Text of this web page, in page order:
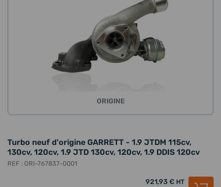
ORIGINE
Turbo neuf d'origine GARRETT - 1.9 JTDM 115cv,
130cv, 120cv, 1.9 JTD 130cv, 120cv, 1.9 DDIS 120cv
REF : ORI-767837-0001
921,93 € HT